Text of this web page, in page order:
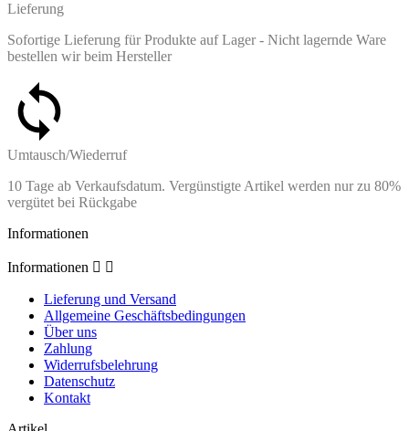
Lieferung
Sofortige Lieferung für Produkte auf Lager - Nicht lagernde Ware
bestellen wir beim Hersteller
Umtausch/Wiederruf
10 Tage ab Verkaufsdatum. Vergünstigte Artikel werden nur zu 80%
vergütet bei Rückgabe
Informationen
Informationen  
Lieferung und Versand
Allgemeine Geschäftsbedingungen
Über uns
Zahlung
Widerrufsbelehrung
Datenschutz
Kontakt